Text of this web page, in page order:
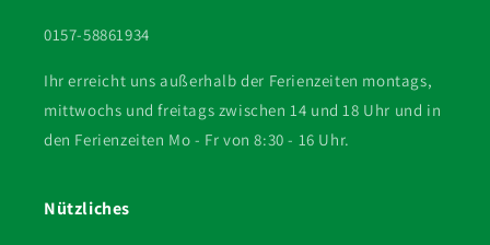
0157-58861934
Ihr erreicht uns außerhalb der Ferienzeiten montags,
mittwochs und freitags zwischen 14 und 18 Uhr und in
den Ferienzeiten Mo - Fr von 8:30 - 16 Uhr.
Nützliches